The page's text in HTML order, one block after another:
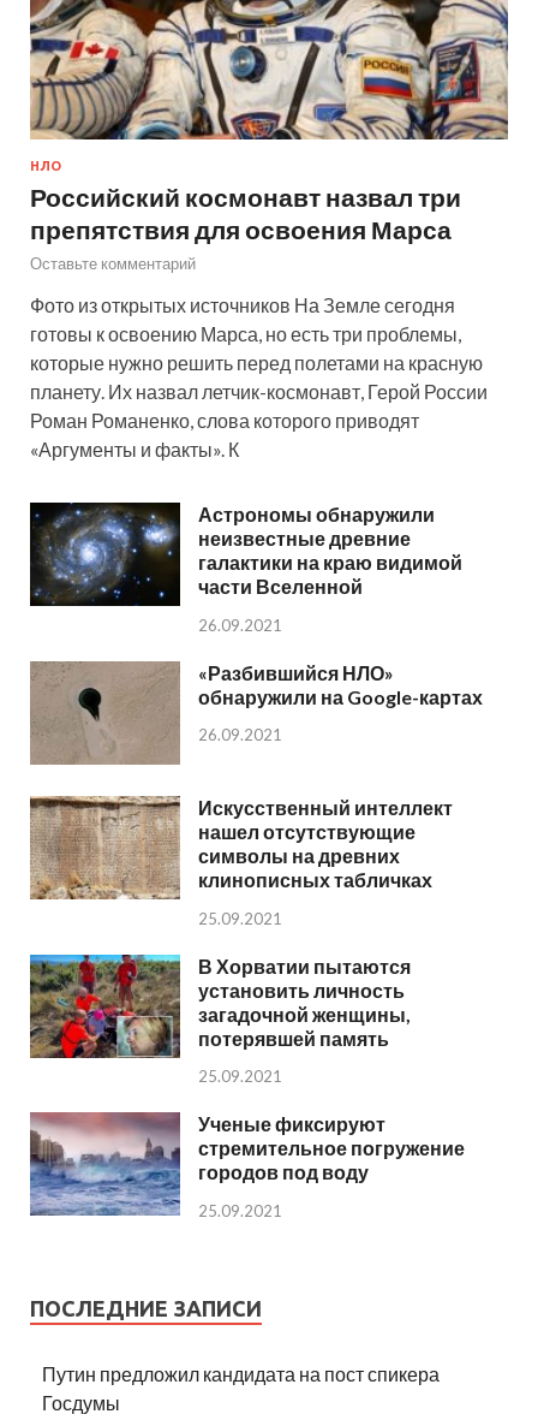
НЛО
Российский космонавт назвал три
препятствия для освоения Марса
Оставьте комментарий
Фото из открытых источников На Земле сегодня
готовы к освоению Марса, но есть три проблемы,
которые нужно решить перед полетами на красную
планету. Их назвал летчик-космонавт, Герой России
Роман Романенко, слова которого приводят
«Аргументы и факты». К
Астрономы обнаружили
неизвестные древние
галактики на краю видимой
части Вселенной
26.09.2021
«Разбившийся НЛО»
обнаружили на Google-картах
26.09.2021
Искусственный интеллект
нашел отсутствующие
символы на древних
клинописных табличках
25.09.2021
В Хорватии пытаются
установить личность
загадочной женщины,
потерявшей память
25.09.2021
Ученые фиксируют
стремительное погружение
городов под воду
25.09.2021
ПОСЛЕДНИЕ ЗАПИСИ
Путин предложил кандидата на пост спикера
Госдумы